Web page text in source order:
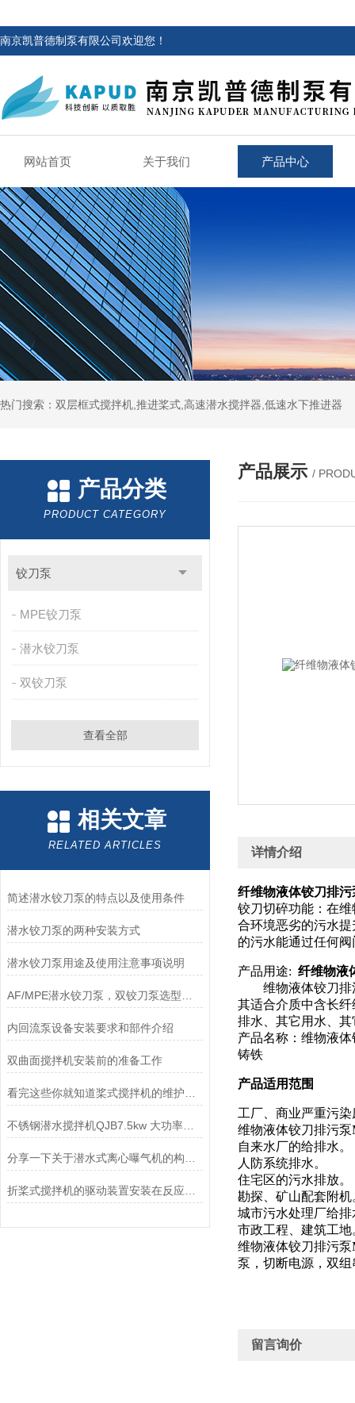
南京凯普德制泵有限公司欢迎您！
网站首页 关于我们 产品中心
热门搜索：双层框式搅拌机,推进桨式,高速潜水搅拌器,低速水下推进器
产品分类
PRODUCT CATEGORY
铰刀泵
MPE铰刀泵
潜水铰刀泵
双铰刀泵
查看全部
相关文章
RELATED ARTICLES
简述潜水铰刀泵的特点以及使用条件
潜水铰刀泵的两种安装方式
潜水铰刀泵用途及使用注意事项说明
内回流泵设备安装要求和部件介绍
双曲面搅拌机安装前的准备工作
不锈钢潜水搅拌机QJB7.5kw 大功率用于化粪池、养殖场
产品展示 /
详情介绍
纤维物液体铰刀排
铰刀切碎功能：在
合环境恶劣的污水
的污水能通过任何
产品用途: 纤维物液
维物液体铰刀排污
其适合介质中含长
排水、其它用水、
产品名称：维物液体
铸铁
产品适用范围
工厂、商业严重污
维物液体铰刀排污
自来水厂的给排水。
人防系统排水。
住宅区的污水排放。
勘探、矿山配套附机
城市污水处理厂给排
市政工程、建筑工地
维物液体铰刀排污
泵，切断电源，双
留言询价